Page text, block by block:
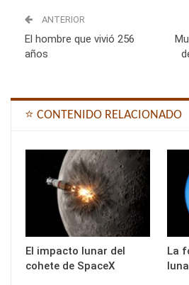
ANTERIOR
El hombre que vivió 256
años
⭐ CONTENIDO RELACIONADO
El impacto lunar del
cohete de SpaceX
La